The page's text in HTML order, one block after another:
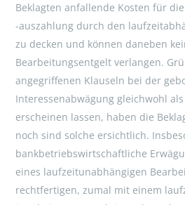
Beklagten anfallende Kosten für
-auszahlung durch den
zu decken und können daneben
Bearbeitungsentgelt verlangen.
angegriffenen Klauseln bei der
Interessenabwägung gleichwohl
erscheinen lassen, haben die
noch sind solche ersichtlich.
bankbetriebswirtschaftliche
eines laufzeitunabhängigen
rechtfertigen, zumal mit einem